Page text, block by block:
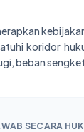
koridor
beban
SECARA